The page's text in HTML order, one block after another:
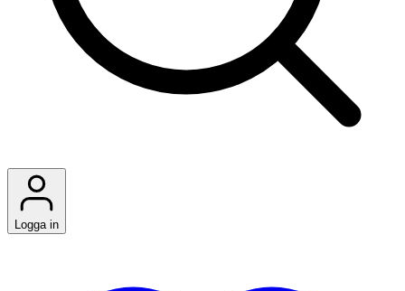
Logga in